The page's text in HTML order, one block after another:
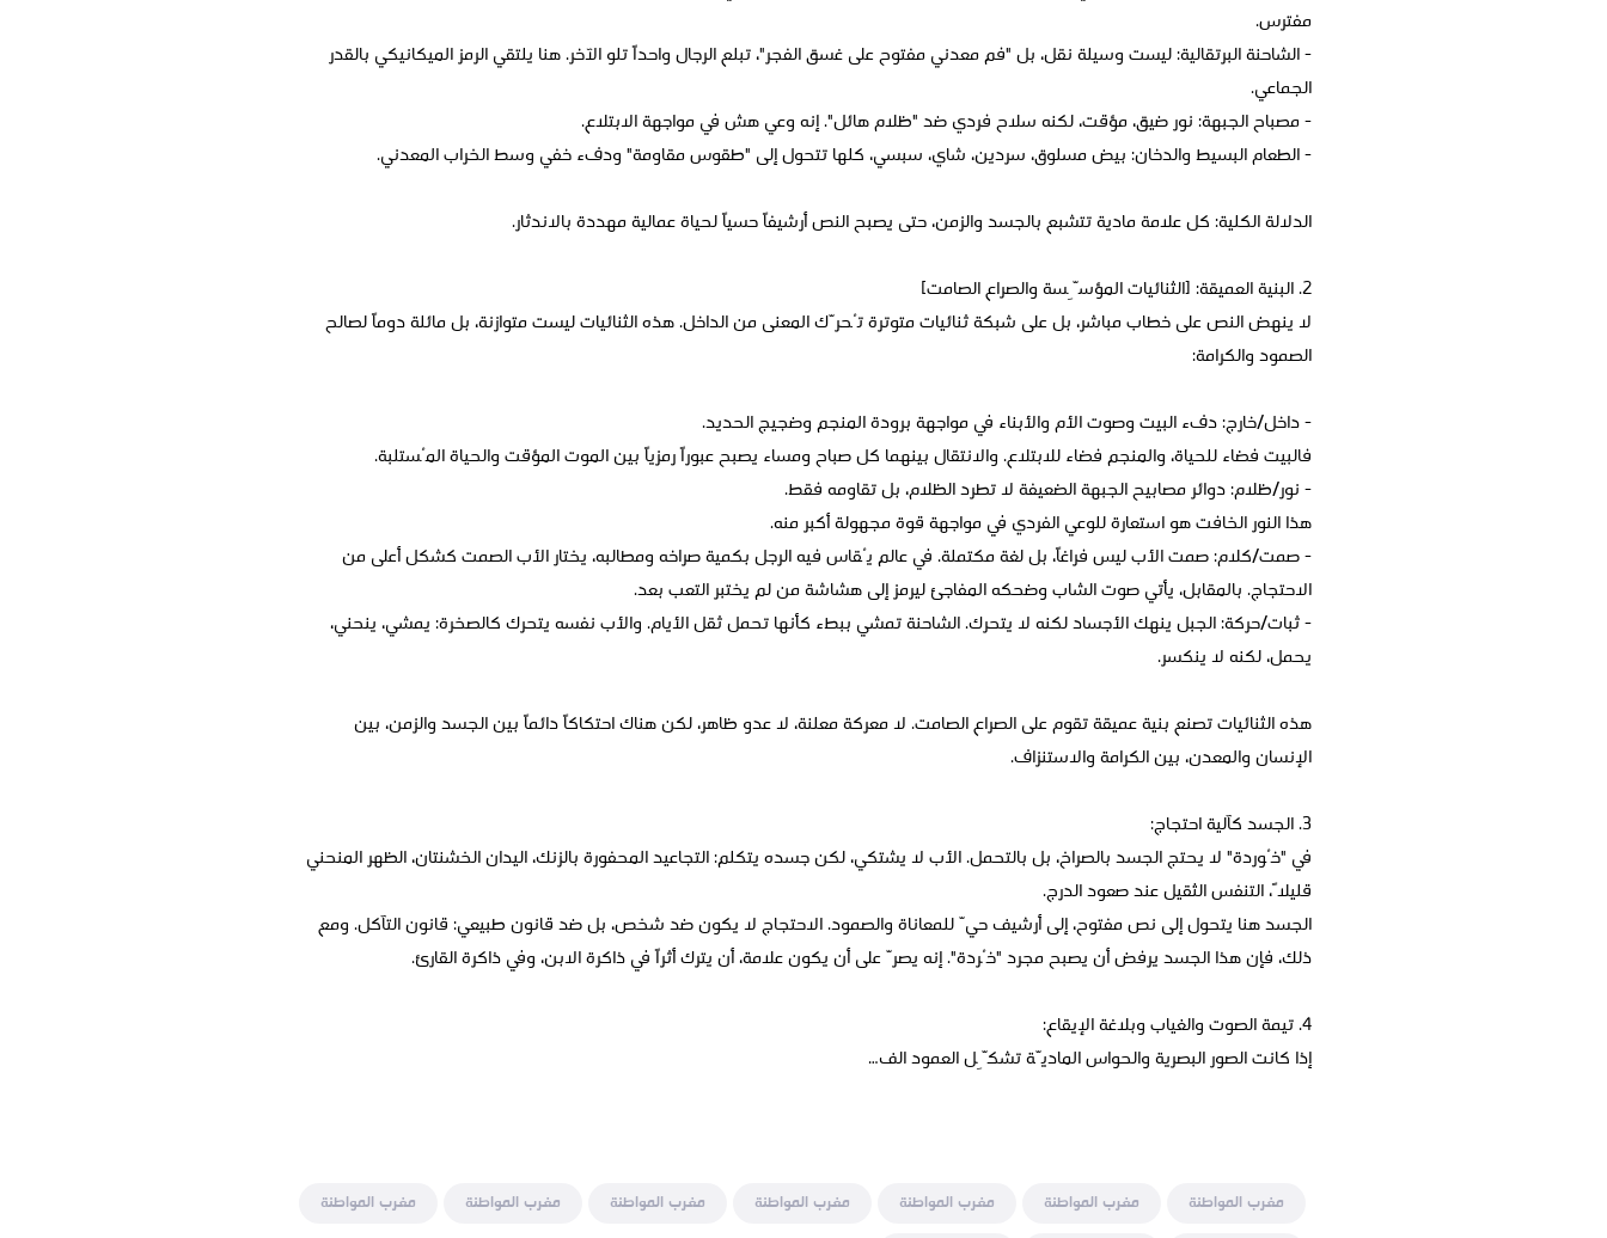
مفترس.
- الشاحنة البرتقالية: ليست وسيلة نقل، بل "فم معدني مفتوح على غسق الفجر"، تبلع الرجال واحداً تلو الآخر. هنا يلتقي الرمز الميكانيكي بالقدر
الجماعي.
- مصباح الجبهة: نور ضيق، مؤقت، لكنه سلاح فردي ضد "ظلام هائل". إنه وعي هش في مواجهة الابتلاع.
- الطعام البسيط والدخان: بيض مسلوق، سردين، شاي، سبسي، كلها تتحول إلى "طقوس مقاومة" ودفء خفي وسط الخراب المعدني.
الدلالة الكلية: كل علامة مادية تتشبع بالجسد والزمن، حتى يصبح النص أرشيفاً حسياً لحياة عمالية مهددة بالاندثار.
2. البنية العميقة: [الثنائيات المؤسِّسة والصراع الصامت]
لا ينهض النص على خطاب مباشر، بل على شبكة ثنائيات متوترة تُحرّك المعنى من الداخل. هذه الثنائيات ليست متوازنة، بل مائلة دوماً لصالح
الصمود والكرامة:
- داخل/خارج: دفء البيت وصوت الأم والأبناء في مواجهة برودة المنجم وضجيج الحديد.
فالبيت فضاء للحياة، والمنجم فضاء للابتلاع. والانتقال بينهما كل صباح ومساء يصبح عبوراً رمزياً بين الموت المؤقت والحياة المُستلبة.
- نور/ظلام: دوائر مصابيح الجبهة الضعيفة لا تطرد الظلام، بل تقاومه فقط.
هذا النور الخافت هو استعارة للوعي الفردي في مواجهة قوة مجهولة أكبر منه.
- صمت/كلام: صمت الأب ليس فراغاً، بل لغة مكتملة. في عالم يُقاس فيه الرجل بكمية صراخه ومطالبه، يختار الأب الصمت كشكل أعلى من
الاحتجاج. بالمقابل، يأتي صوت الشاب وضحكه المفاجئ ليرمز إلى هشاشة من لم يختبر التعب بعد.
- ثبات/حركة: الجبل ينهك الأجساد لكنه لا يتحرك. الشاحنة تمشي ببطء كأنها تحمل ثقل الأيام. والأب نفسه يتحرك كالصخرة: يمشي، ينحني،
يحمل، لكنه لا ينكسر.
هذه الثنائيات تصنع بنية عميقة تقوم على الصراع الصامت. لا معركة معلنة، لا عدو ظاهر، لكن هناك احتكاكاً دائماً بين الجسد والزمن، بين
الإنسان والمعدن، بين الكرامة والاستنزاف.
3. الجسد كآلية احتجاج:
في "خُوردة" لا يحتج الجسد بالصراخ، بل بالتحمل. الأب لا يشتكي، لكن جسده يتكلم: التجاعيد المحفورة بالزنك، اليدان الخشنتان، الظهر المنحني
قليلاً، التنفس الثقيل عند صعود الدرج.
الجسد هنا يتحول إلى نص مفتوح، إلى أرشيف حيّ للمعاناة والصمود. الاحتجاج لا يكون ضد شخص، بل ضد قانون طبيعي: قانون التآكل. ومع
ذلك، فإن هذا الجسد يرفض أن يصبح مجرد "خُردة". إنه يصرّ على أن يكون علامة، أن يترك أثراً في ذاكرة الابن، وفي ذاكرة القارئ.
4. تيمة الصوت والغياب وبلاغة الإيقاع:
إذا كانت الصور البصرية والحواس الماديّة تشكِّل العمود الف…
مغرب المواطنة مغرب المواطنة مغرب المواطنة مغرب المواطنة مغرب المواطنة مغرب المواطنة
مغرب المواطنة